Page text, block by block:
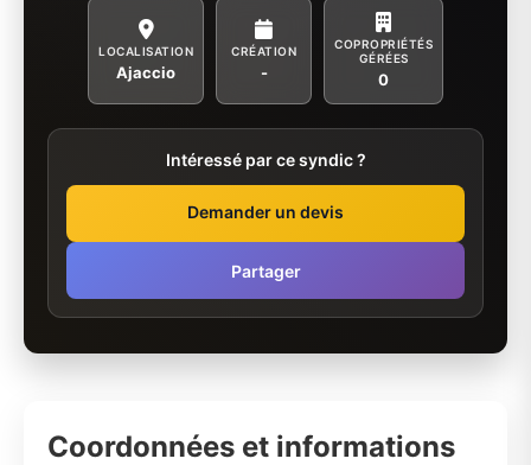
LOCALISATION
Ajaccio
CRÉATION
-
COPROPRIÉTÉS
GÉRÉES
0
Intéressé par ce syndic ?
Demander un devis
Partager
Coordonnées et informations